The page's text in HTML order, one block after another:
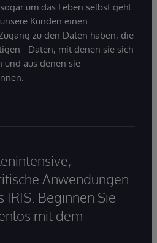
um das Leben selbst geht.
Kunden einen
zu den Daten haben, die
- Daten, mit denen sie sich
und aus denen sie
Anwendungen
IRIS. Beginnen Sie
mit dem